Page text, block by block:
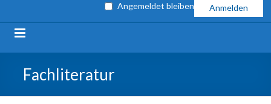
TO
09
MARCH
2025
ILSHOFEN
Angemeldet bleiben
Fachliteratur